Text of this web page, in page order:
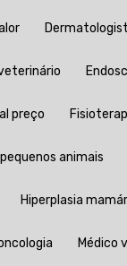
preço
animais
Hiperplasia